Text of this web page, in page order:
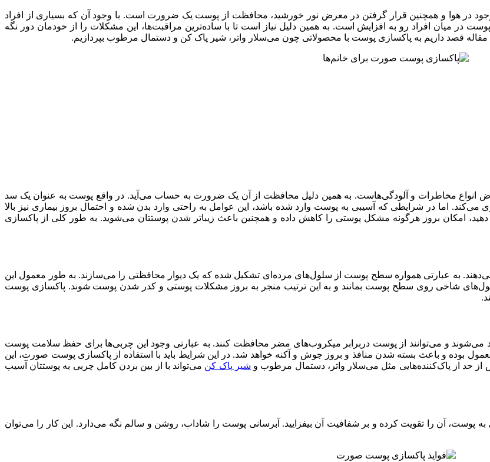
موجود در هوا و همچنین قرار گرفتن در معرض نور خورشید، محافظت از پوست یک ضرورت است. با وجود آن که بسیاری از افراد
در میان افراد رو به افزایش است. به همین دلیل نیاز است تا با ساده‌ترین مراقبت‌ها، این مشکلات را از خودمان دور نگه
قصد داریم به پاکسازی پوست با محصولاتی چون می‌سلار واتر، شیر پاک کن و دستمال مرطوب بپردازیم.
انواع مخاطرات و آلودگی‌هاست. به همین دلیل محافظت از آن یک ضرورت به حساب می‌آید. در واقع پوست به عنوان یک سد
می‌کند. اما در شرایطی که آسیبی به پوست وارد شده باشد، این عوامل به راحتی وارد بدن شده و احتمال بروز بیماری نیز بالا
امکان بروز هرگونه مشکل پوستی را کاهش داده و همچنین باعث زیباتر شدن پوستتان می‌شوید. به طور کلی از پاکسازی
به عبارتی همواره سطح پوست از سلول‌های مرده‌ای تشکیل شده که یک دیوار محافظتی را می‌سازند. به طور معمول این
شاخی روی سطح پوست بمانند و به این ترتیب منجر به بروز مشکلات پوستی و کدر شدن پوست شوند. پاکسازی پوست
و می‌توانند از پوست دربرابر میکروب‌های مضر محافظت کنند. به عبارتی وجود این چربی‌ها برای حفظ سلامت پوست
و باعث بسته شدن منافذ و بروز جوش و آکنه خواهد شد. در این شرایط باید با استفاده از پاکسازی پوست صورت، این
حد از پاک‌کننده‌هایی مثل می‌سلار واتر، دستمال مرطوب و شیر پاک کن می‌تواند با از بین بردن کامل چربی به پوستتان آسیب
آن را تقویت کرده و بر شفافیت آن بیفزایید. آبرسانی پوست را شاداب، روشن و سالم نگه می‌دارد. این کار را می‌توان